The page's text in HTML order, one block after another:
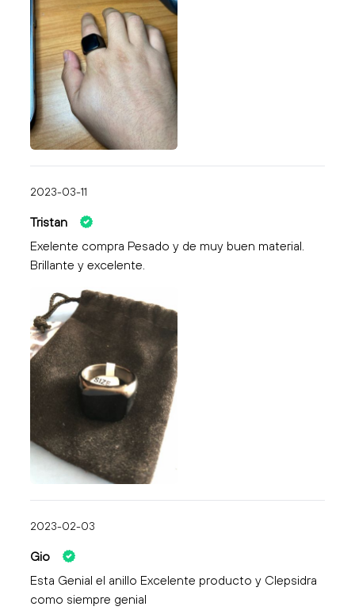
2023-03-11
Tristan
Exelente compra Pesado y de muy buen material.
Brillante y excelente.
2023-02-03
Gio
Esta Genial el anillo Excelente producto y Clepsidra
como siempre genial